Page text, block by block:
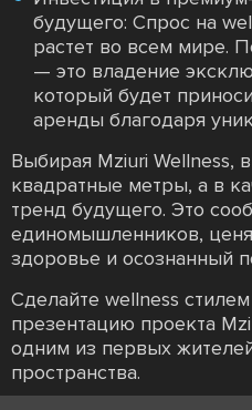
будущего: Спрос на
растет во всем мире.
— это владение
который будет
аренды благодаря
Выбирая Mziuri Wellness,
квадратные метры, а в
тренд будущего. Это
единомышленников,
здоровье и осознанный
Сделайте wellness
презентацию проекта
одним из первых
пространства.